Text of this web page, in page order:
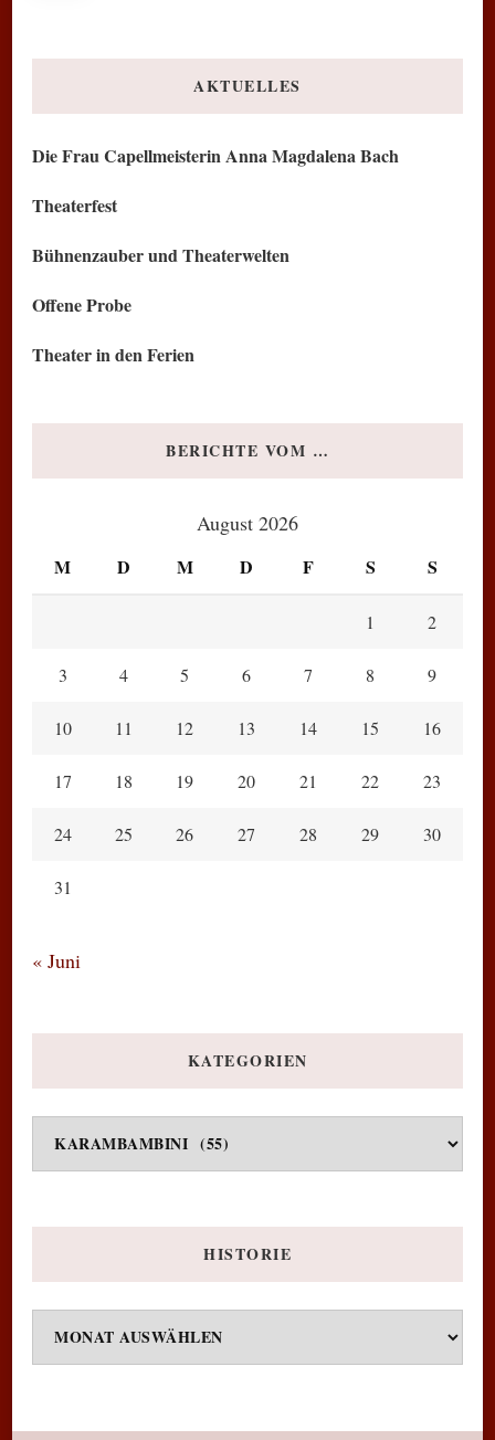
AKTUELLES
Die Frau Capellmeisterin Anna Magdalena Bach
Theaterfest
Bühnenzauber und Theaterwelten
Offene Probe
Theater in den Ferien
BERICHTE VOM …
August 2026
M D M D F S S
1 2
3 4 5 6 7 8 9
10 11 12 13 14 15 16
17 18 19 20 21 22 23
24 25 26 27 28 29 30
31
« Juni
KATEGORIEN
HISTORIE